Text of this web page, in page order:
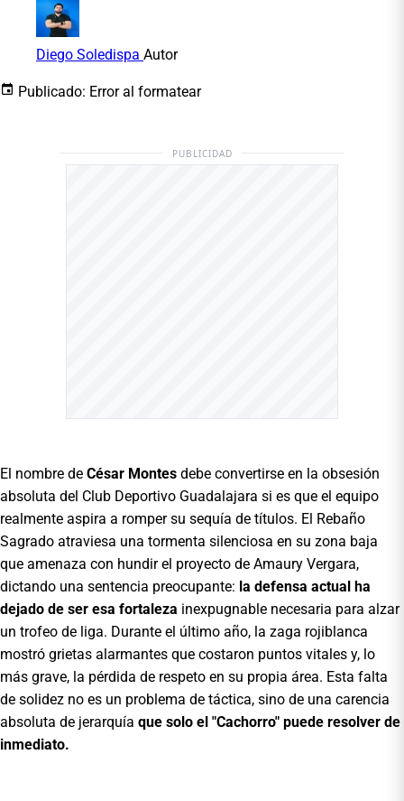
Diego Soledispa Autor
Publicado: Error al formatear
PUBLICIDAD
El nombre de César Montes debe convertirse en la obsesión
absoluta del Club Deportivo Guadalajara si es que el equipo
realmente aspira a romper su sequía de títulos. El Rebaño
Sagrado atraviesa una tormenta silenciosa en su zona baja
que amenaza con hundir el proyecto de Amaury Vergara,
dictando una sentencia preocupante: la defensa actual ha
dejado de ser esa fortaleza inexpugnable necesaria para alzar
un trofeo de liga. Durante el último año, la zaga rojiblanca
mostró grietas alarmantes que costaron puntos vitales y, lo
más grave, la pérdida de respeto en su propia área. Esta falta
de solidez no es un problema de táctica, sino de una carencia
absoluta de jerarquía que solo el "Cachorro" puede resolver de
inmediato.